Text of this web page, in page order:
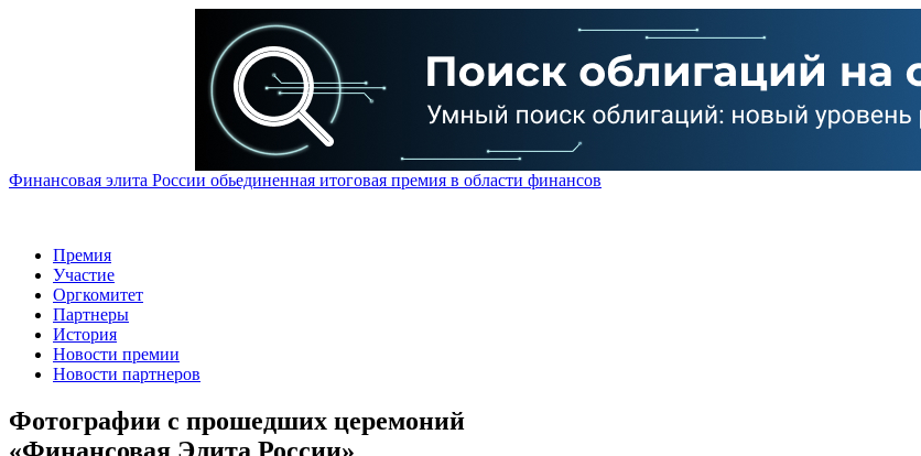
Финансовая элита России обьединенная итоговая премия в области финансов
Премия
Участие
Оргкомитет
Партнеры
История
Новости премии
Новости партнеров
Фотографии с прошедших церемоний